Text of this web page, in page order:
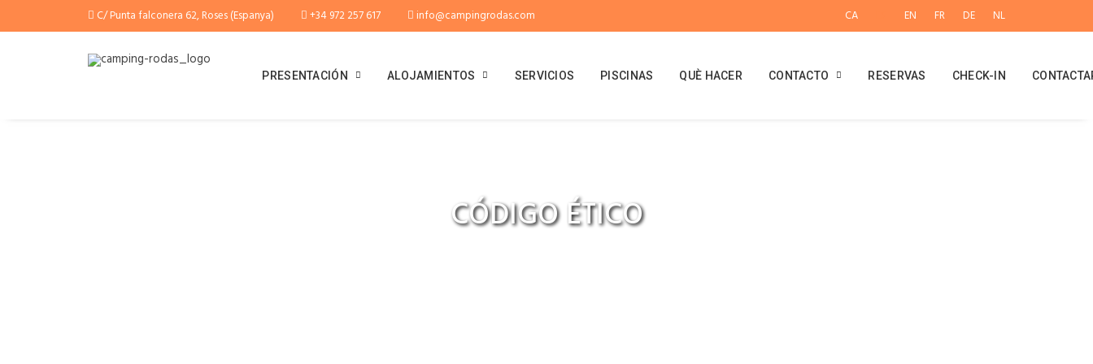
C/ Punta falconera 62, Roses (Espanya) +34 972 257 617 info@campingrodas.com CA EN FR DE NL
PRESENTACIÓN ALOJAMIENTOS SERVICIOS PISCINAS QUÈ HACER CONTACTO RESERVAS CHECK-IN
CÓDIGO ÉTICO